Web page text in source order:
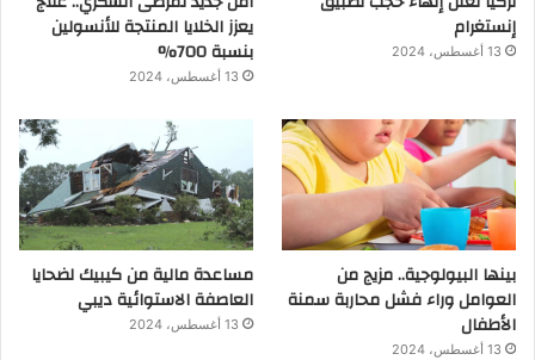
إنستغرام
13 أغسطس، 2024
يعزز الخلايا المنتجة للأنسولين
بنسبة 700%
13 أغسطس، 2024
بينها البيولوجية.. مزيج من
العوامل وراء فشل محاربة سمنة
الأطفال
13 أغسطس، 2024
مساعدة مالية من كيبيك لضحايا
العاصفة الاستوائية ديبي
13 أغسطس، 2024